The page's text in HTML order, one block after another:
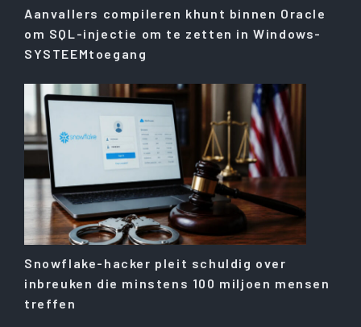
Aanvallers compileren khunt binnen Oracle
om SQL-injectie om te zetten in Windows-
SYSTEEMtoegang
Snowflake-hacker pleit schuldig over
inbreuken die minstens 100 miljoen mensen
treffen